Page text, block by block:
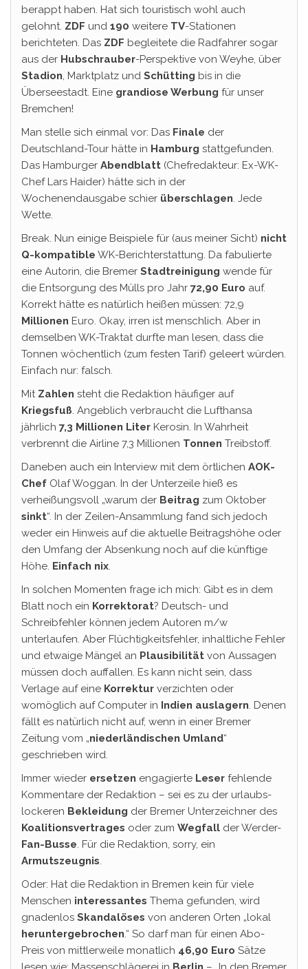
berappt haben. Hat sich touristisch wohl auch
gelohnt. ZDF und 190 weitere TV-Stationen
berichteten. Das ZDF begleitete die Radfahrer sogar
aus der Hubschrauber-Perspektive von Weyhe, über
Stadion, Marktplatz und Schütting bis in die
Überseestadt. Eine grandiose Werbung für unser
Bremchen!
Man stelle sich einmal vor: Das Finale der
Deutschland-Tour hätte in Hamburg stattgefunden.
Das Hamburger Abendblatt (Chefredakteur: Ex-WK-
Chef Lars Haider) hätte sich in der
Wochenendausgabe schier überschlagen. Jede
Wette.
Break. Nun einige Beispiele für (aus meiner Sicht) nicht
Q-kompatible WK-Berichterstattung. Da fabulierte
eine Autorin, die Bremer Stadtreinigung wende für
die Entsorgung des Mülls pro Jahr 72,90 Euro auf.
Korrekt hätte es natürlich heißen müssen: 72,9
Millionen Euro. Okay, irren ist menschlich. Aber in
demselben WK-Traktat durfte man lesen, dass die
Tonnen wöchentlich (zum festen Tarif) geleert würden.
Einfach nur: falsch.
Mit Zahlen steht die Redaktion häufiger auf
Kriegsfuß. Angeblich verbraucht die Lufthansa
jährlich 7,3 Millionen Liter Kerosin. In Wahrheit
verbrennt die Airline 7,3 Millionen Tonnen Treibstoff.
Daneben auch ein Interview mit dem örtlichen AOK-
Chef Olaf Woggan. In der Unterzeile hieß es
verheißungsvoll „warum der Beitrag zum Oktober
sinkt“. In der Zeilen-Ansammlung fand sich jedoch
weder ein Hinweis auf die aktuelle Beitragshöhe oder
den Umfang der Absenkung noch auf die künftige
Höhe. Einfach nix.
In solchen Momenten frage ich mich: Gibt es in dem
Blatt noch ein Korrektorat? Deutsch- und
Schreibfehler können jedem Autoren m/w
unterlaufen. Aber Flüchtigkeitsfehler, inhaltliche Fehler
und etwaige Mängel an Plausibilität von Aussagen
müssen doch auffallen. Es kann nicht sein, dass
Verlage auf eine Korrektur verzichten oder
womöglich auf Computer in Indien auslagern. Denen
fällt es natürlich nicht auf, wenn in einer Bremer
Zeitung vom „niederländischen Umland“
geschrieben wird.
Immer wieder ersetzen engagierte Leser fehlende
Kommentare der Redaktion – sei es zu der urlaubs-
lockeren Bekleidung der Bremer Unterzeichner des
Koalitionsvertrages oder zum Wegfall der Werder-
Fan-Busse. Für die Redaktion, sorry, ein
Armutszeugnis.
Oder: Hat die Redaktion in Bremen kein für viele
Menschen interessantes Thema gefunden, wird
gnadenlos Skandalöses von anderen Orten „lokal
heruntergebrochen.“ So darf man für einen Abo-
Preis von mittlerweile monatlich 46,90 Euro Sätze